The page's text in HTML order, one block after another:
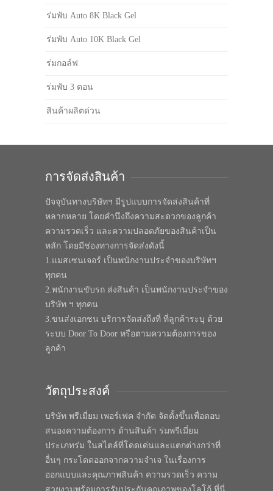
ร่มพับ Auto 8K Black Gel
ร่มพับ Auto 10K Black Gel
ร่มกอล์ฟ
ร่มพับ 3 ตอน
สินค้าผลิตด่วน
การจัดส่งสินค้า
ปัจจุบันทางบริษัทฯ มีรูปแบบการจัดส่งสินค้าที่
หลากหลาย โดยคำนึงถึงความสะดวกของลูกค้า
ความรวดเร็ว และความปลอดภัยของสินค้าเป็น
หลัก โดยมีช่องทางการจัดส่งดังนี้
1.แมสเซนเจอร์ เป็นพนักงานประจำของบริษัทฯ
ทุกคน
2.พนักงานขับรถ ส่งสินค้า เป็นพนักงานประจำของ
บริษัท ฯ ทุกคน
3.ขนส่งเอกชน บริการจัดส่งถึงที่ ที่ลูกค้าระบุ ด้วย
ระบบ Door To Door หรือตามความต้องการของ
ลูกค้า
วัตถุประสงค์
บริษัท พรีเมี่ยม เพอร์เฟค จำกัด จัดตั้งขึ้นเพื่อตอบ
สนองความต้องการ ด้านสินค้า ร่มพรีเมี่ยม
ประเภทร่ม ในสไตล์ที่โดดเด่นและแตกต่างกว่าที่
อื่นๆ กระโดดออกจากความจำเจ ในเรื่องการ
ออกแบบและคุณภาพสินค้า ความรวดเร็ว ความ